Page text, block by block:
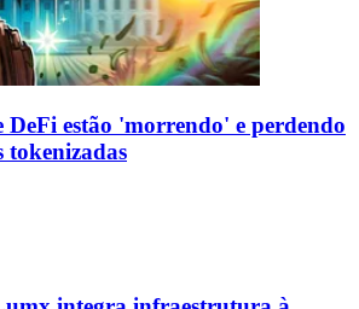
DeFi estão 'morrendo' e perdendo
tokenizadas